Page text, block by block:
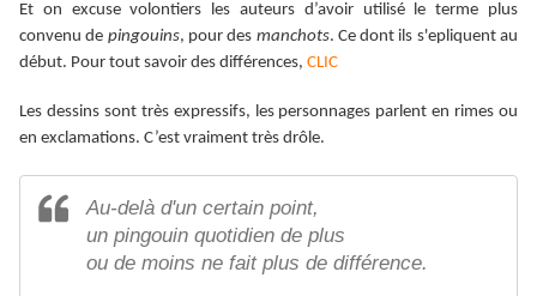
Et on excuse volontiers les auteurs d’avoir utilisé le terme plus
convenu de pingouins, pour des manchots. Ce dont ils s'epliquent au
début. Pour tout savoir des différences, CLIC
Les dessins sont très expressifs, les personnages parlent en rimes ou
en exclamations. C’est vraiment très drôle.
Au-delà d'un certain point,
un pingouin quotidien de plus
ou de moins ne fait plus de différence.